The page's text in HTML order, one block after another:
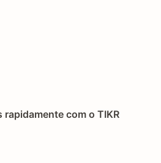
rapidamente com o TIKR